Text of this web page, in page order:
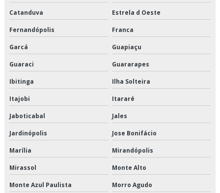
Transporte de alimentos perecíveis preço
Transporte de alimentos perecíveis são paulo
Transporte de alimentos perecíveis valor
Transporte de alimentos refrigerados
Transporte de cargas frias
Transporte de climatizados em são paulo
Transporte de climatizados em sp
Transporte de climatizados preço
Catanduva Estrela d Oeste
Fernandópolis Franca
Garcá Guapiaçu
Guaraci Guararapes
Ibitinga Ilha Solteira
Itajobi Itararé
Jaboticabal Jales
Jardinópolis Jose Bonifácio
Marília Mirandópolis
Mirassol Monte Alto
Monte Azul Paulista Morro Agudo